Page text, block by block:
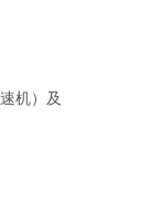
机）及